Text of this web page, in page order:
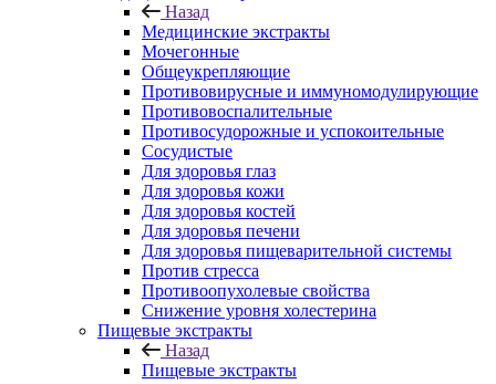
Назад
Медицинские экстракты
Мочегонные
Общеукрепляющие
Противовирусные и иммуномодулирующие
Противовоспалительные
Противосудорожные и успокоительные
Сосудистые
Для здоровья глаз
Для здоровья кожи
Для здоровья костей
Для здоровья печени
Для здоровья пищеварительной системы
Против стресса
Противоопухолевые свойства
Снижение уровня холестерина
Пищевые экстракты
Назад
Пищевые экстракты